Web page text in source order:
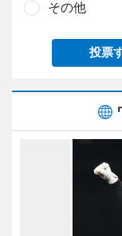
その他
投票